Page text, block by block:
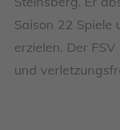
Saison 22 Spiele
erzielen. Der
und